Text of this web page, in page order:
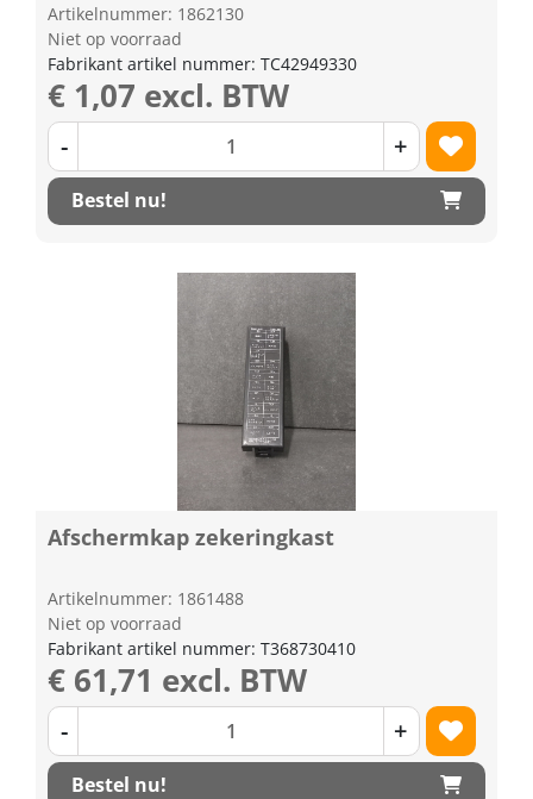
Artikelnummer: 1862130
Niet op voorraad
Fabrikant artikel nummer: TC42949330
€ 1,07 excl. BTW
- +
Bestel nu!
Afschermkap zekeringkast
Artikelnummer: 1861488
Niet op voorraad
Fabrikant artikel nummer: T368730410
€ 61,71 excl. BTW
- +
Bestel nu!